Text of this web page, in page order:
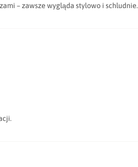
– zawsze wygląda stylowo i schludnie.